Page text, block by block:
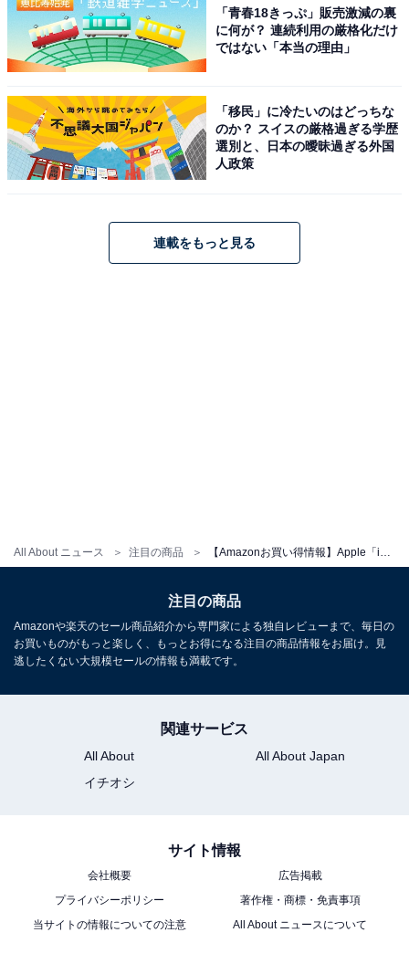
All About ニュース 注目の商品
Amazonで見る
Apple 11インチiPad Pro(M5):Ultra Retina XDR ディスプ
Apple 11インチiPad Air（M4）：Liquid Retinaディスプ
レイ、128GB、12MPフロント/バックカメラ、Apple N1
によるWi-Fi 7 + 5Gモバイル通信、Touch ID、一日中使
えるバッテリー — パープル
Apple「13インチiPad Air（M4）」
Apple 13インチiPad Air（M4）：Liquid Retinaディスプ
「青春18きっぷ」販売激減の裏
に何が？ 連続利用の厳格化だけ
ではない「本当の理由」
「移民」に冷たいのはどっちな
のか？ スイスの厳格過ぎる学歴
選別と、日本の曖昧過ぎる外国
人政策
連載をもっと見る
注目の商品
Amazonや楽天のセール商品紹介から専門家による独自レビューまで、毎日の
お買いものがもっと楽しく、もっとお得になる注目の商品情報をお届け。見
逃したくない大規模セールの情報も満載です。
関連サービス
All About
All About Japan
イチオシ
サイト情報
会社概要
広告掲載
プライバシーポリシー
著作権・商標・免責事項
当サイトの情報についての注意
All About ニュースについて